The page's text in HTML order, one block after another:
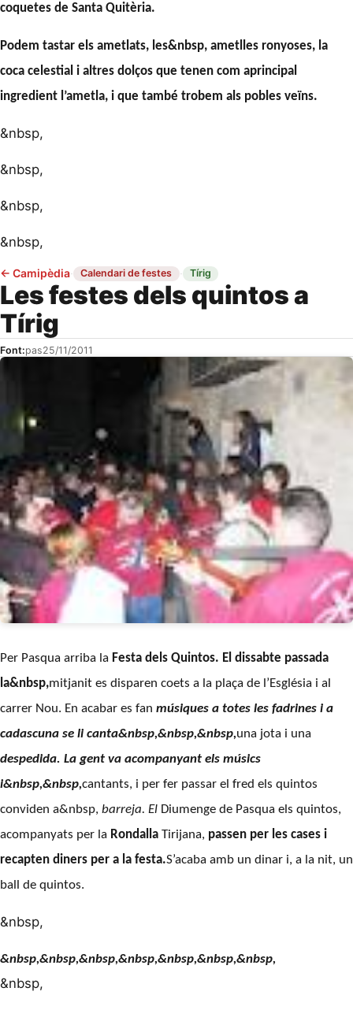
coquetes de Santa Quitèria.
Podem tastar els ametlats, les&nbsp, ametlles ronyoses, la
coca celestial i altres dolços que tenen com aprincipal
ingredient l’ametla, i que també trobem als pobles veïns.
&nbsp,
&nbsp,
&nbsp,
&nbsp,
← Camipèdia· Calendari de festes · Tírig
Les festes dels quintos a
Tírig
Font:pas25/11/2011
Per Pasqua arriba la Festa dels Quintos. El dissabte passada
la&nbsp,mitjanit es disparen coets a la plaça de l’Església i al
carrer Nou. En acabar es fan músiques a totes les fadrines i a
cadascuna se li canta&nbsp,&nbsp,&nbsp,una jota i una
despedida. La gent va acompanyant els músics
i&nbsp,&nbsp,cantants, i per fer passar el fred els quintos
conviden a&nbsp, barreja. El Diumenge de Pasqua els quintos,
acompanyats per la Rondalla Tirijana, passen per les cases i
recapten diners per a la festa.S’acaba amb un dinar i, a la nit, un
ball de quintos.
&nbsp,
&nbsp,&nbsp,&nbsp,&nbsp,&nbsp,&nbsp,&nbsp,
&nbsp,